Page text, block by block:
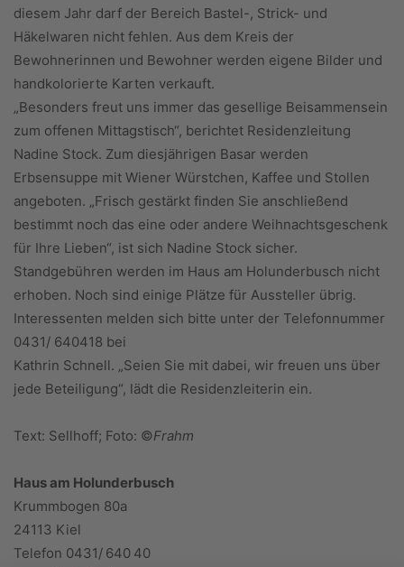
diesem Jahr darf der Bereich Bastel-, Strick- und
Häkelwaren nicht fehlen. Aus dem Kreis der
Bewohnerinnen und Bewohner werden eigene Bilder und
handkolorierte Karten verkauft.
„Besonders freut uns immer das gesellige Beisammensein
zum offenen Mittagstisch“, berichtet Residenzleitung
Nadine Stock. Zum diesjährigen Basar werden
Erbsensuppe mit Wiener Würstchen, Kaffee und Stollen
angeboten. „Frisch gestärkt finden Sie anschließend
bestimmt noch das eine oder andere Weihnachtsgeschenk
für Ihre Lieben“, ist sich Nadine Stock sicher.
Standgebühren werden im Haus am Holunderbusch nicht
erhoben. Noch sind einige Plätze für Aussteller übrig.
Interessenten melden sich bitte unter der Telefonnummer
0431/ 640418 bei
Kathrin Schnell. „Seien Sie mit dabei, wir freuen uns über
jede Beteiligung“, lädt die Residenzleiterin ein.
Text: Sellhoff; Foto: ©Frahm
Haus am Holunderbusch
Krummbogen 80a
24113 Kiel
Telefon 0431/ 640 40